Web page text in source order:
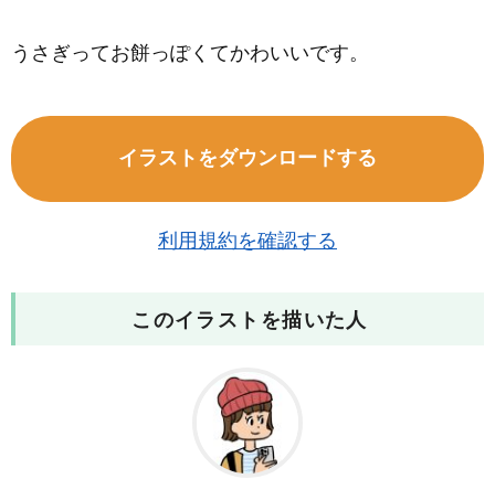
うさぎってお餅っぽくてかわいいです。
イラストをダウンロードする
利用規約を確認する
このイラストを描いた人